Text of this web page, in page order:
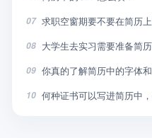
07 求职空窗期要不要在简历
08 大学生去实习需要准备简
09 你真的了解简历中的字体
10 何种证书可以写进简历中